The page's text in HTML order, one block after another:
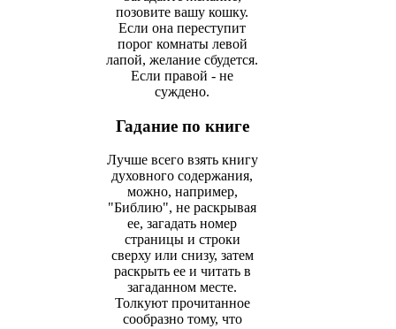
позовите вашу кошку.
Если она переступит
порог комнаты левой
лапой, желание сбудется.
Если правой - не
суждено.
Гадание по книге
Лучше всего взять книгу
духовного содержания,
можно, например,
"Библию", не раскрывая
ее, загадать номер
страницы и строки
сверху или снизу, затем
раскрыть ее и читать в
загаданном месте.
Толкуют прочитанное
сообразно тому, что